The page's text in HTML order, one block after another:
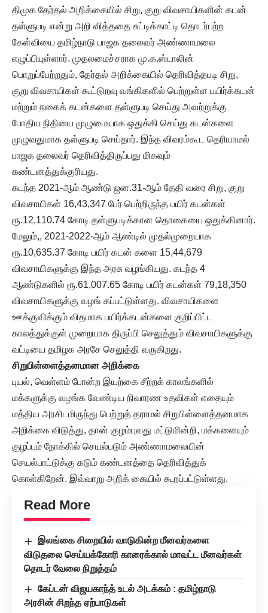
திமுக தேர்தல் அறிக்கையில் சிறு, குறு விவசாயிகளின் கடன்
தள்ளுபடி என்று அறி வித்ததை சுட்டிக்காட்டி தொடர்பற்ற
கேள்வியை தமிழ்நாடு பாஜக தலைவர் அண்ணாமலை
எழுப்பியுள்ளார். முதலமைச்சராக மு.க.ஸ்டாலின்
பொறுப்பேற்றதும், தேர்தல் அறிக்கையில் தெரிவித்தபடி சிறு,
குறு விவசாயிகள் கூட்டுறவு வங்கிகளில் பெற்றுள்ள பயிர்க்கடன்
மற்றும் நகைக் கடன்களை தள்ளுபடி செய்து அவற்றுக்கு
போதிய நிதியை முழுமையாக ஒதுக்கி செய்து கடன்களை
முழுவதுமாக தள்ளுபடி செய்தார். இந்த விவரம்கூட தெரியாமல்
பாஜக தலைவர் தெரிவித்திருப்பது மிகவும்
கண்டனத்துக்குரியது.
கடந்த 2021-ஆம் ஆண்டு ஜன.31-ஆம் தேதி வரை சிறு, குறு
விவசாயிகள் 16,43,347 பேர் பெற்றிருந்த பயிர் கடன்கள்
ரூ.12,110.74 கோடி தள்ளுபடிக்கான தொகையை ஒதுக்கினார்.
மேலும்,, 2021-2022-ஆம் ஆண்டில் முதல்முறையாக
ரூ.10,635.37 கோடி பயிர் கடன் களை 15,44,679
விவசாயிகளுக்கு இந்த அரசு வழங்கியது. கடந்த 4
ஆண்டுகளில் ரூ.61,007.65 கோடி பயிர் கடன்கள் 79,18,350
விவசாயிகளுக்கு வழங் கப்பட்டுள்ளது. விவசாயிகளை
ஊக்குவிக்கும் விதமாக பயிர்க்கடன்களை குறிப்பிட்ட
காலத்துக்குள் முறையாக திருப்பி செலுத்தும் விவசாயிகளுக்கு
வட்டியை தமிழக அரசே செலுத்தி வருகிறது.
சிறுபிள்ளைத்தனமான அறிக்கை
புயல், வெள்ளம் போன்ற இயற்கை சீற்றக் காலங்களில்
மக்களுக்கு வழங்க வேண்டிய நிவாரண உதவிகள் எதையும்
மத்திய அரசிடமிருந்து பெற்றுத் தராமல் சிறுபிள்ளைத்தனமாக
அறிக்கை விடுத்து, தான் குழம்புவது மட்டுமின்றி, மக்களையும்
குழப்பும் நோக்கில் செயல்படும் அண்ணாமலையின்
செயல்பாட்டுக்கு கடும் கண்டனத்தை தெரிவித்துக்
கொள்கிறேன். இவ்வாறு அறிக் கையில் கூறப்பட்டுள்ளது.
Read More
இலங்கை சிறையில் வாடுகின்ற மீனவர்களை
விடுதலை செய்யக்கோரி காரைக்கால் மாவட்ட மீனவர்கள்
தொடர் வேலை நிறுத்தம்
கேப்டன் விஜயகாந்த் உடல் அடக்கம் : தமிழ்நாடு
அரசின் சிறந்த ஏற்பாடுகள்